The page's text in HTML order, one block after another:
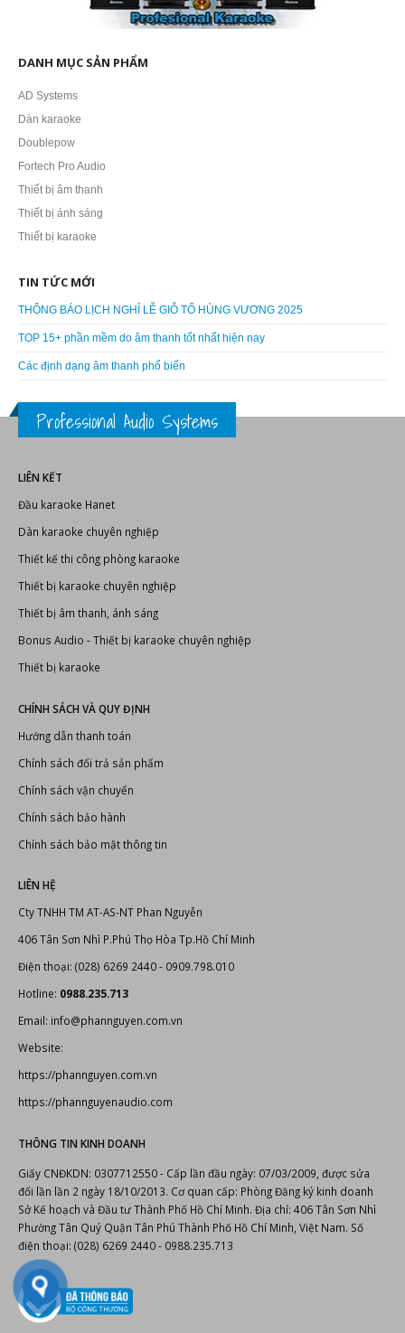
DANH MỤC SẢN PHẨM
AD Systems
Dàn karaoke
Doublepow
Fortech Pro Audio
Thiết bị âm thanh
Thiết bị ánh sáng
Thiết bị karaoke
TIN TỨC MỚI
THÔNG BÁO LỊCH NGHỈ LỄ GIỖ TỔ HÙNG VƯƠNG 2025
TOP 15+ phần mềm do âm thanh tốt nhất hiện nay
Các định dạng âm thanh phổ biến
Professional Audio Systems
LIÊN KẾT
Đầu karaoke Hanet
Dàn karaoke chuyên nghiệp
Thiết kế thi công phòng karaoke
Thiết bị karaoke chuyên nghiệp
Thiết bị âm thanh, ánh sáng
Bonus Audio -Thiết bị karaoke chuyên nghiệp
Thiết bị karaoke
CHÍNH SÁCH VÀ QUY ĐỊNH
Hướng dẫn thanh toán
Chính sách đổi trả sản phẩm
Chính sách vận chuyển
Chính sách bảo hành
Chính sách bảo mật thông tin
LIÊN HỆ
Cty TNHH TM AT-AS-NT Phan Nguyễn
406 Tân Sơn Nhì P.Phú Thọ Hòa Tp.Hồ Chí Minh
Điện thoại: (028) 6269 2440 - 0909.798.010
Hotline: 0988.235.713
Email: info@phannguyen.com.vn
Website:
https://phannguyen.com.vn
https://phannguyenaudio.com
THÔNG TIN KINH DOANH
Giấy CNĐKDN: 0307712550 - Cấp lần đầu ngày: 07/03/2009, được sửa
đổi lần lần 2 ngày 18/10/2013. Cơ quan cấp: Phòng Đăng ký kinh doanh
Sở Kế hoạch và Đầu tư Thành Phố Hồ Chí Minh. Địa chỉ: 406 Tân Sơn Nhì
Phường Tân Quý Quận Tân Phú Thành Phố Hồ Chí Minh, Việt Nam. Số
điện thoại: (028) 6269 2440 - 0988.235.713